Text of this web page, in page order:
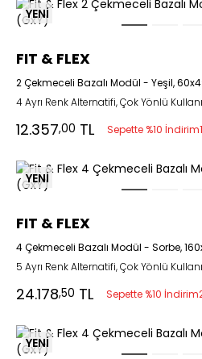
YENİ
FIT & FLEX
2 Çekmeceli Bazalı Modül - Yeşil,
4 Ayrı Renk Alternatifi, Çok Yönlü
12.357,00 TL Sepette %10 İndirim
YENİ
FIT & FLEX
4 Çekmeceli Bazalı Modül - Sorbe,
5 Ayrı Renk Alternatifi, Çok Yönlü
24.178,50 TL Sepette %10 İndirim
YENİ